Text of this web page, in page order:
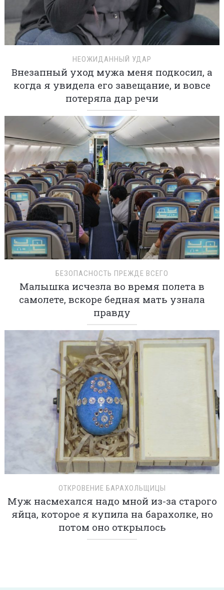
НЕОЖИДАННЫЙ УДАР
Внезапный уход мужа меня подкосил, а
когда я увидела его завещание, и вовсе
потеряла дар речи
БЕЗОПАСНОСТЬ ПРЕЖДЕ ВСЕГО
Малышка исчезла во время полета в
самолете, вскоре бедная мать узнала
правду
ОТКРОВЕНИЕ БАРАХОЛЬЩИЦЫ
Муж насмехался надо мной из-за старого
яйца, которое я купила на барахолке, но
потом оно открылось